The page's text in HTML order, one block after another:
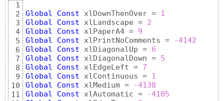
1
2
3
4
5
6
7
8
9
10
11
Global Const xlDownThenOver = 1
Global
Const xlLandscape = 2
Global
Const xlPaperA4 = 9
Global
Const xlPrintNoComments =
-4142
Global
Const xlDiagonalUp = 6
Global
Const xlDiagonalDown = 5
Global
Const xlEdgeLeft = 7
Global
Const xlContinuous = 1
Global
Const xlMedium =
-4138
Global
Const xlAutomatic =
-4105